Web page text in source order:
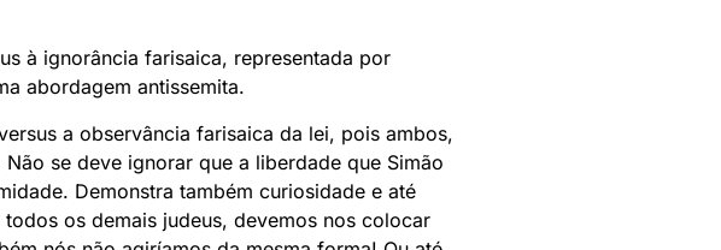
à ignorância farisaica, representada por
abordagem antissemita.
a observância farisaica da lei, pois ambos,
se deve ignorar que a liberdade que Simão
Demonstra também curiosidade e até
os demais judeus, devemos nos colocar